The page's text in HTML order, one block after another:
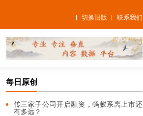
联系我们
切换旧版
每日原创
传三家子公司开启融资，蚂蚁系离上市还
有多远？